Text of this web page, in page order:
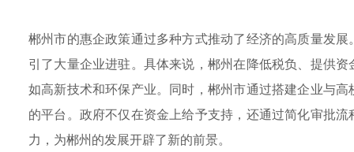
郴州市的惠企政策通过多种方式推动了经济的高质量发
引了大量企业进驻。具体来说，郴州在降低税负、提供
如高新技术和环保产业。同时，郴州市通过搭建企业与
的平台。政府不仅在资金上给予支持，还通过简化审批
力，为郴州的发展开辟了新的前景。